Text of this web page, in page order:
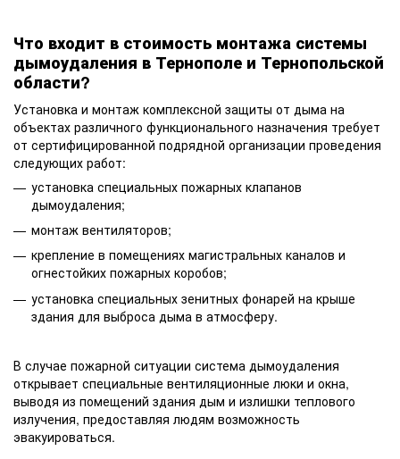
Что входит в стоимость монтажа системы
дымоудаления в Тернополе и Тернопольской
области?
Установка и монтаж комплексной защиты от дыма на
объектах различного функционального назначения требует
от сертифицированной подрядной организации проведения
следующих работ:
установка специальных пожарных клапанов
дымоудаления;
монтаж вентиляторов;
крепление в помещениях магистральных каналов и
огнестойких пожарных коробов;
установка специальных зенитных фонарей на крыше
здания для выброса дыма в атмосферу.
В случае пожарной ситуации система дымоудаления
открывает специальные вентиляционные люки и окна,
выводя из помещений здания дым и излишки теплового
излучения, предоставляя людям возможность
эвакуироваться.